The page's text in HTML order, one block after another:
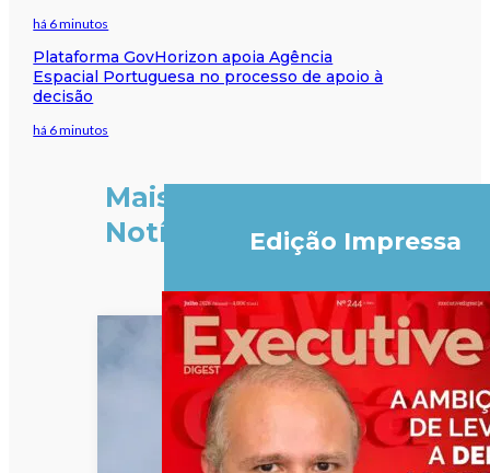
há 6 minutos
Plataforma GovHorizon apoia Agência
Espacial Portuguesa no processo de apoio à
decisão
há 6 minutos
Mais
Notícias
Edição Impressa